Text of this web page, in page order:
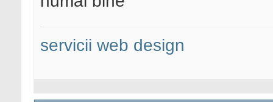
servicii web design